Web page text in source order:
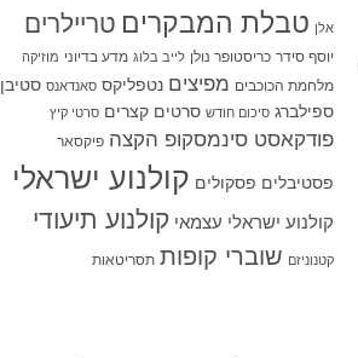
אלן טבלת המבקרים טריילרים
יוסף סידר כריסטופר נולן לייב בלוג מדע בדיוני מוזיקה
מלחמת הכוכבים מפיצים נטפליקס סאנדאנס סטיבן
ספילברג סיכום חודש סרטים קצרים סרטי קיץ
פודקאסט סינמסקופ הקצה פיקסאר
פסטיבלים פסקולים קולנוע ישראלי
קולנוע ישראלי עצמאי קולנוע תיעודי
קטנוניזם שוברי קופות תסריטאות